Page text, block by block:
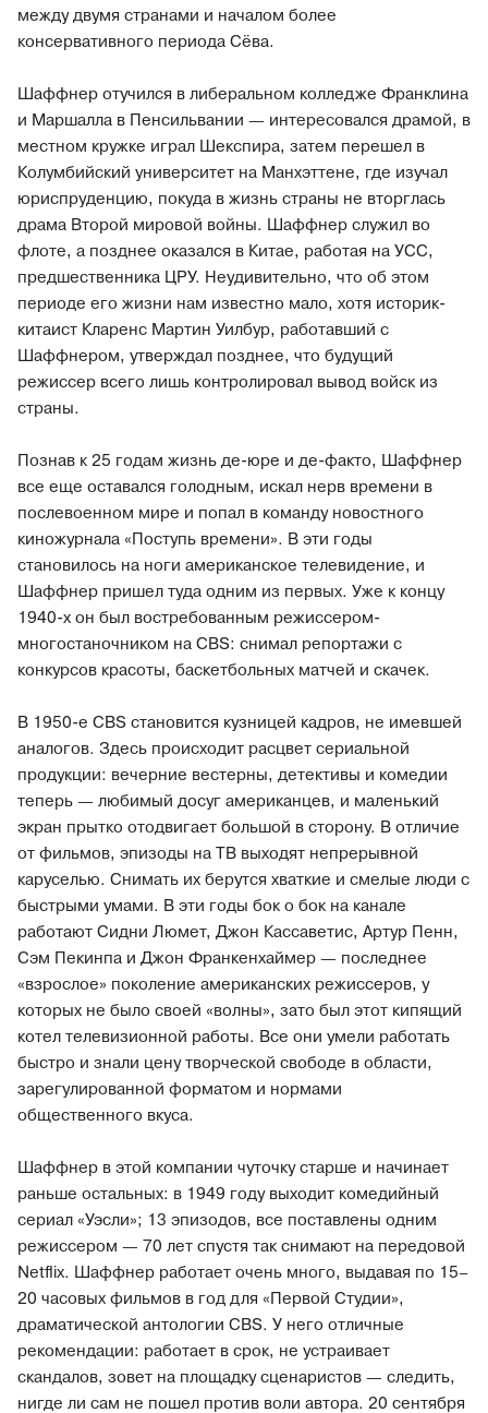
между двумя странами и началом более
консервативного периода Сёва.
Шаффнер отучился в либеральном колледже Франклина
и Маршалла в Пенсильвании — интересовался драмой, в
местном кружке играл Шекспира, затем перешел в
Колумбийский университет на Манхэттене, где изучал
юриспруденцию, покуда в жизнь страны не вторглась
драма Второй мировой войны. Шаффнер служил во
флоте, а позднее оказался в Китае, работая на УСС,
предшественника ЦРУ. Неудивительно, что об этом
периоде его жизни нам известно мало, хотя историк-
китаист Кларенс Мартин Уилбур, работавший с
Шаффнером, утверждал позднее, что будущий
режиссер всего лишь контролировал вывод войск из
страны.
Познав к 25 годам жизнь де-юре и де-факто, Шаффнер
все еще оставался голодным, искал нерв времени в
послевоенном мире и попал в команду новостного
киножурнала «Поступь времени». В эти годы
становилось на ноги американское телевидение, и
Шаффнер пришел туда одним из первых. Уже к концу
1940-х он был востребованным режиссером-
многостаночником на CBS: снимал репортажи с
конкурсов красоты, баскетбольных матчей и скачек.
В 1950-е CBS становится кузницей кадров, не имевшей
аналогов. Здесь происходит расцвет сериальной
продукции: вечерние вестерны, детективы и комедии
теперь — любимый досуг американцев, и маленький
экран прытко отодвигает большой в сторону. В отличие
от фильмов, эпизоды на ТВ выходят непрерывной
каруселью. Снимать их берутся хваткие и смелые люди с
быстрыми умами. В эти годы бок о бок на канале
работают Сидни Люмет, Джон Кассаветис, Артур Пенн,
Сэм Пекинпа и Джон Франкенхаймер — последнее
«взрослое» поколение американских режиссеров, у
которых не было своей «волны», зато был этот кипящий
котел телевизионной работы. Все они умели работать
быстро и знали цену творческой свободе в области,
зарегулированной форматом и нормами
общественного вкуса.
Шаффнер в этой компании чуточку старше и начинает
раньше остальных: в 1949 году выходит комедийный
сериал «Уэсли»; 13 эпизодов, все поставлены одним
режиссером — 70 лет спустя так снимают на передовой
Netflix. Шаффнер работает очень много, выдавая по 15–
20 часовых фильмов в год для «Первой Студии»,
драматической антологии CBS. У него отличные
рекомендации: работает в срок, не устраивает
скандалов, зовет на площадку сценаристов — следить,
нигде ли сам не пошел против воли автора. 20 сентября